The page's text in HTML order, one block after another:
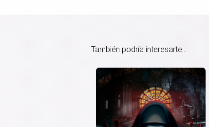
También podría interesarte...